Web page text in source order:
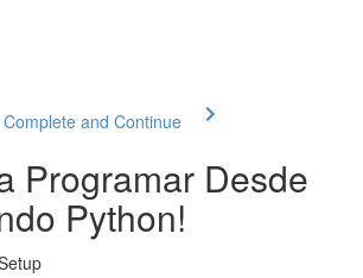
Complete and Continue
Programar Desde
Python!